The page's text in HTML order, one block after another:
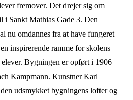
fremover. Det drejer sig om
Sankt Mathias Gade 3. Den
nu omdannes fra at have fungeret
inspirerende ramme for skolens
Bygningen er opført i 1906
Kampmann. Kunstner Karl
udsmykket bygningens lofter og